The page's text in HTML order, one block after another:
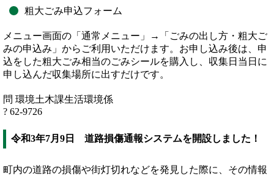
粗大ごみ申込フォーム
メニュー画面の「通常メニュー」→「ごみの出し方・粗大ご
みの申込み」からご利用いただけます。お申し込み後は、申
込をした粗大ごみ相当のごみシールを購入し、収集日当日に
申し込んだ収集場所に出すだけです。
問 環境土木課生活環境係
? 62-9726
令和3年7月9日 道路損傷通報システムを開設しました！
町内の道路の損傷や街灯切れなどを発見した際に、その情報